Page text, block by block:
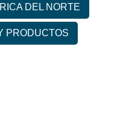
DEL NORTE
PRODUCTOS